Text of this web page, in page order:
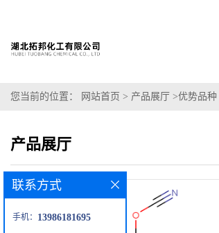
您当前的位置： 网站首页 > 产品展厅 >优势品种
产品展厅
联系方式
手机： 13986181695